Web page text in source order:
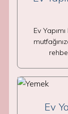
Ev
Ev